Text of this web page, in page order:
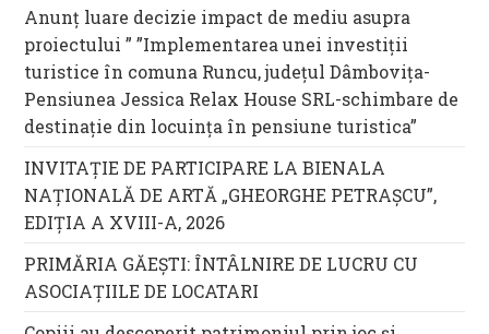
Anunț luare decizie impact de mediu asupra
proiectului ” ”Implementarea unei investiții
turistice în comuna Runcu, județul Dâmbovița-
Pensiunea Jessica Relax House SRL-schimbare de
destinație din locuința în pensiune turistica”
INVITAȚIE DE PARTICIPARE LA BIENALA
NAȚIONALĂ DE ARTĂ „GHEORGHE PETRAȘCU”,
EDIŢIA A XVIII-A, 2026
PRIMĂRIA GĂEȘTI: ÎNTÂLNIRE DE LUCRU CU
ASOCIAȚIILE DE LOCATARI